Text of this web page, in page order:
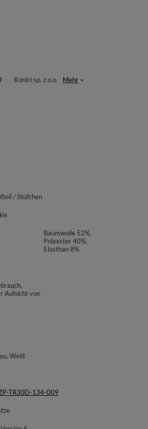
Kontri sp. z o.o. Mehr
/ Stüfchen
Baumwolle 52%,
Polyester 40%,
Elasthan 8%
Aufsicht von
Weiß
TR30D-134-009